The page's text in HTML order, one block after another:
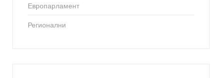
Европарламент
Регионални